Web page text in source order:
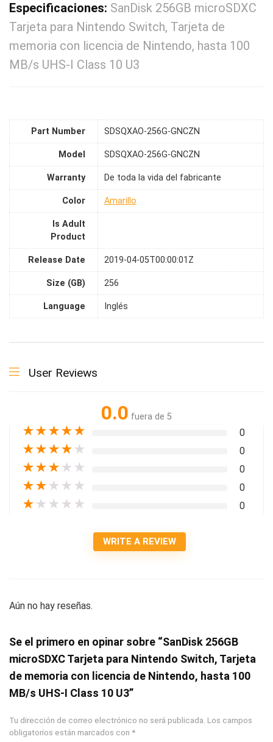
Especificaciones: SanDisk 256GB microSDXC
Tarjeta para Nintendo Switch, Tarjeta de
memoria con licencia de Nintendo, hasta 100
MB/s UHS-I Class 10 U3
Part Number SDSQXAO-256G-GNCZN
Model SDSQXAO-256G-GNCZN
Warranty De toda la vida del fabricante
Color Amarillo
Is Adult
Product
Release Date 2019-04-05T00:00:01Z
Size (GB) 256
Language Inglés
User Reviews
0.0 fuera de 5
★★★★★ 0
★★★★ ★ 0
★★★ ★ ★ 0
★★ ★ ★ ★ 0
★ ★ ★ ★ ★ 0
WRITE A REVIEW
Aún no hay reseñas.
Se el primero en opinar sobre “SanDisk 256GB
microSDXC Tarjeta para Nintendo Switch, Tarjeta
de memoria con licencia de Nintendo, hasta 100
MB/s UHS-I Class 10 U3”
Tu dirección de correo electrónico no será publicada. Los campos
obligatorios están marcados con *